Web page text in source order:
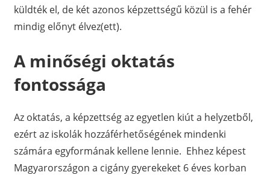
küldték el, de két azonos képzettségű közül is a fehér
mindig előnyt élvez(ett).
A minőségi oktatás
fontossága
Az oktatás, a képzettség az egyetlen kiút a helyzetből,
ezért az iskolák hozzáférhetőségének mindenki
számára egyformának kellene lennie. Ehhez képest
Magyarországon a cigány gyerekeket 6 éves korban